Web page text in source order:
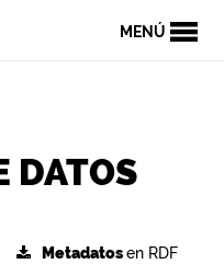
MENÚ
DATOS
Metadatosen RDF